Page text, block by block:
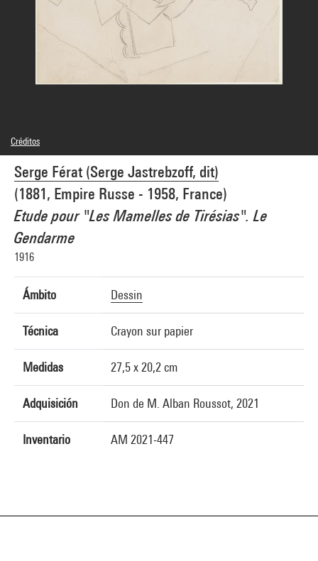
Serge Férat (Serge Jastrebzoff, dit)
(1881, Empire Russe - 1958, France)
Etude pour "Les Mamelles de Tirésias". Le
Gendarme
1916
Ámbito Dessin
Técnica Crayon sur papier
Medidas 27,5 x 20,2 cm
Adquisición Don de M. Alban Roussot, 2021
Inventario AM 2021-447
Créditos
© Adagp, Paris
Créditos fotográficos : Centre Pompidou, MNAM-CCI/Cecilia Laulanne/Dist.
GrandPalaisRmn
Referencia de la imagen : 4Y00868
Difusión de la imagen : GrandPalaisRmnPhoto